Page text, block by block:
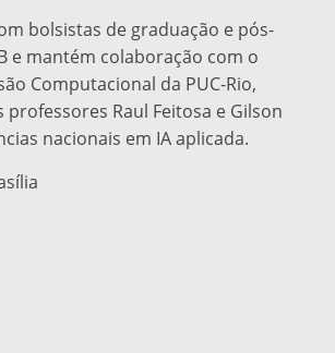
bolsistas de graduação e pós-
e mantém colaboração com o
Computacional da PUC-Rio,
Raul Feitosa e Gilson
nacionais em IA aplicada.